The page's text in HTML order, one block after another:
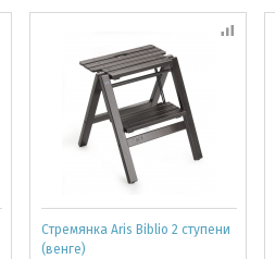
Cтремянка Aris Biblio 2 ступени
(венге)